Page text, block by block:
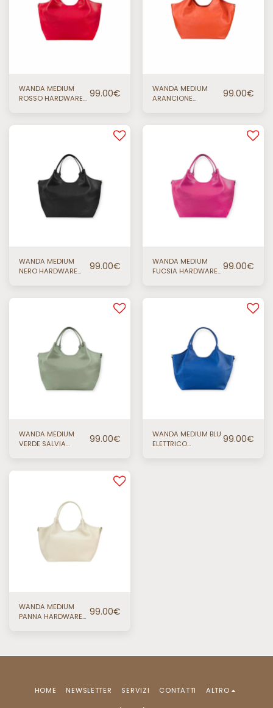
WANDA MEDIUM
ROSSO HARDWARE
99.00€
WANDA MEDIUM
ARANCIONE
99.00€
WANDA MEDIUM
NERO HARDWARE
99.00€
WANDA MEDIUM
FUCSIA HARDWARE
99.00€
WANDA MEDIUM
VERDE SALVIA
99.00€
WANDA MEDIUM BLU
ELETTRICO
99.00€
WANDA MEDIUM
PANNA HARDWARE
99.00€
HOME NEWSLETTER SERVIZI CONTATTI ALTRO